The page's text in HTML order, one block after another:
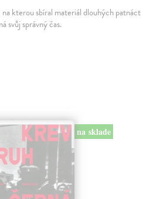
kterou sbíral materiál dlouhých patnáct
svůj správný čas.
na sklade